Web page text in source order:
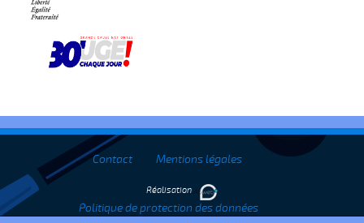
Contact Mentions légales
Politique de protection des données
Réalisation